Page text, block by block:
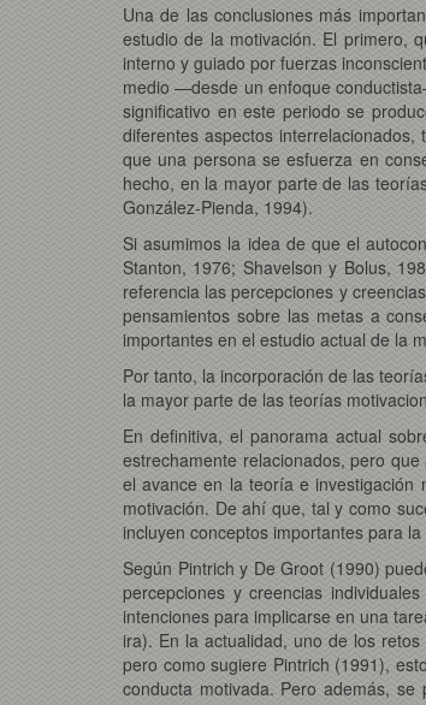
Una de las conclusiones más
estudio de la motivación. El primero,
interno y guiado por fuerzas
medio —desde un enfoque
significativo en este periodo se
diferentes aspectos
que una persona se esfuerza en
hecho, en la mayor parte de las
González-Pienda, 1994).
Si asumimos la idea de que el
Stanton, 1976; Shavelson y Bolus,
referencia las percepciones y
pensamientos sobre las metas a
importantes en el estudio actual de la
Por tanto, la incorporación de las
la mayor parte de las teorías
En definitiva, el panorama actual
estrechamente relacionados, pero
el avance en la teoría e investigación
motivación. De ahí que, tal y como
incluyen conceptos importantes para
Según Pintrich y De Groot (1990)
percepciones y creencias
intenciones para implicarse en una
ira). En la actualidad, uno de los
pero como sugiere Pintrich (1991),
conducta motivada. Pero además,